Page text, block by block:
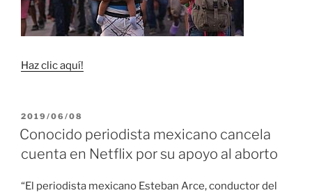
Haz clic aquí!
PUBLICADO
EL
2019/06/08
Conocido periodista mexicano cancela
cuenta en Netflix por su apoyo al aborto
“El periodista mexicano Esteban Arce, conductor del